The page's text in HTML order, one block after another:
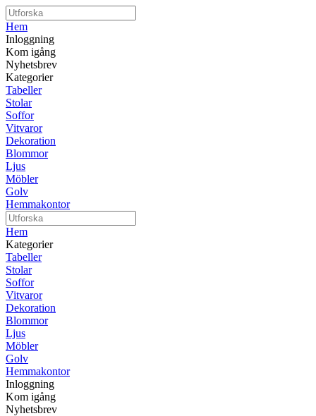
Hem
Inloggning
Kom igång
Nyhetsbrev
Kategorier
Tabeller
Stolar
Soffor
Vitvaror
Dekoration
Blommor
Ljus
Möbler
Golv
Hemmakontor
Hem
Kategorier
Tabeller
Stolar
Soffor
Vitvaror
Dekoration
Blommor
Ljus
Möbler
Golv
Hemmakontor
Inloggning
Kom igång
Nyhetsbrev